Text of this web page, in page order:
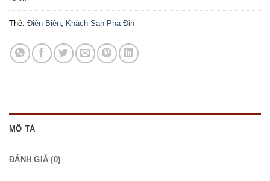
Thẻ: Điện Biên, Khách Sạn Pha Đin
MÔ TẢ
ĐÁNH GIÁ (0)